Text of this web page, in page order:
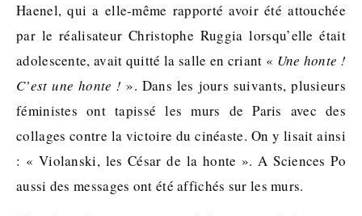
Haenel, qui a elle-même rapporté avoir été attouchée
par le réalisateur Christophe Ruggia lorsqu’elle était
adolescente, avait quitté la salle en criant « Une honte !
C’est une honte ! ». Dans les jours suivants, plusieurs
féministes ont tapissé les murs de Paris avec des
collages contre la victoire du cinéaste. On y lisait ainsi
: « Violanski, les César de la honte ». A Sciences Po
aussi des messages ont été affichés sur les murs.